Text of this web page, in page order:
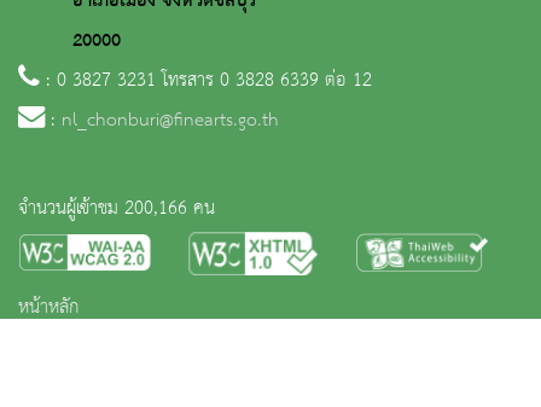
20000
: 0 3827 3231 โทรสาร 0 3828 6339 ต่อ 12
: nl_chonburi@finearts.go.th
จำนวนผู้เข้าชม 200,166 คน
หน้าหลัก